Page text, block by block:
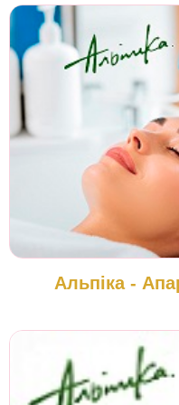
Альпіка -